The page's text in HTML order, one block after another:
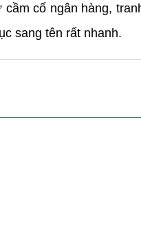
cố ngân hàng,
sang tên rất nhanh.